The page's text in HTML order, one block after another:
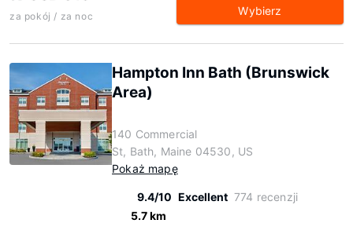
za pokój / za noc Wybierz
Hampton Inn Bath (Brunswick
Area)
140 Commercial
St, Bath, Maine 04530, US
Pokaż mapę
9.4/10 Excellent 774 recenzji
5.7 km